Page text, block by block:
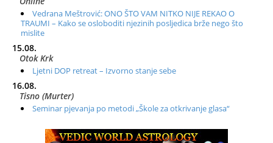
Vedrana Meštrović: ONO ŠTO VAM NITKO NIJE REKAO O
TRAUMI – Kako se osloboditi njezinih posljedica brže nego što
mislite
15.08.
Otok Krk
Ljetni DOP retreat – Izvorno stanje sebe
16.08.
Tisno (Murter)
Seminar pjevanja po metodi „Škole za otkrivanje glasa“